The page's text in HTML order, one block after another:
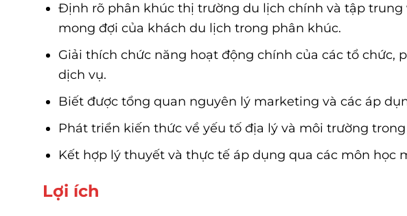
Định rõ phân khúc thị trường du lịch chính và tập trung
mong đợi của khách du lịch trong phân khúc.
Giải thích chức năng hoạt động chính của các tổ chức,
dịch vụ.
Biết được tổng quan nguyên lý marketing và các áp
Phát triển kiến thức về yếu tố địa lý và môi trường
Kết hợp lý thuyết và thực tế áp dụng qua các môn học
Lợi ích